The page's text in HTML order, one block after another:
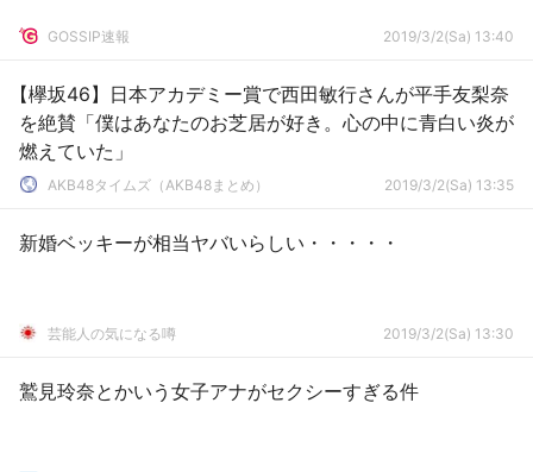
GOSSIP速報 2019/3/2(Sa) 13:40
【欅坂46】日本アカデミー賞で西田敏行さんが平手友梨奈
を絶賛「僕はあなたのお芝居が好き。心の中に青白い炎が
燃えていた」
AKB48タイムズ（AKB48まとめ） 2019/3/2(Sa) 13:35
新婚ベッキーが相当ヤバいらしい・・・・・
芸能人の気になる噂 2019/3/2(Sa) 13:30
鷲見玲奈とかいう女子アナがセクシーすぎる件